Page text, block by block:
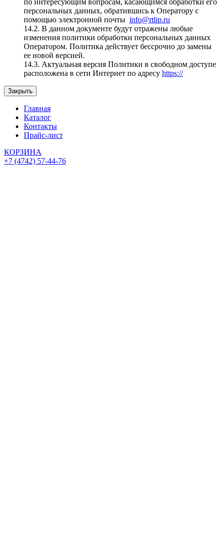
персональных данных, обратившись к Оператору с
помощью электронной почты info@rtlip.ru
14.2. В данном документе будут отражены любые
изменения политики обработки персональных данных
Оператором. Политика действует бессрочно до замены
ее новой версией.
14.3. Актуальная версия Политики в свободном доступе
расположена в сети Интернет по адресу https://
Закрыть
Главная
Каталог
Контакты
Прайс-лист
КОРЗИНА
+7 (4742) 57-44-76